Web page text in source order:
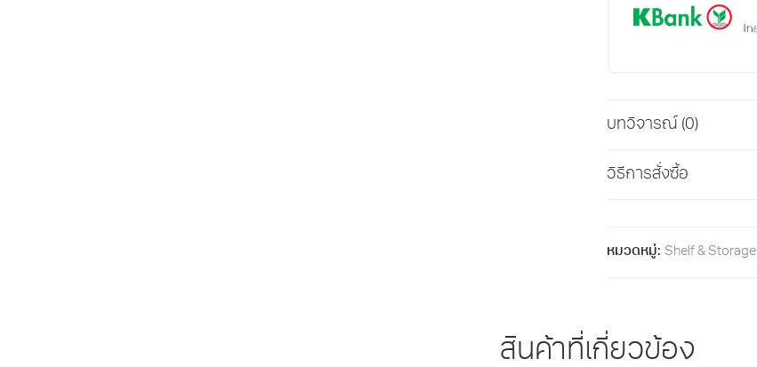
บทวิจารณ์ (0)
วิธีการสั่งซื้อ
หมวดหมู่: Shelf & Storage
สินค้าที่เกี่ยวข้อง